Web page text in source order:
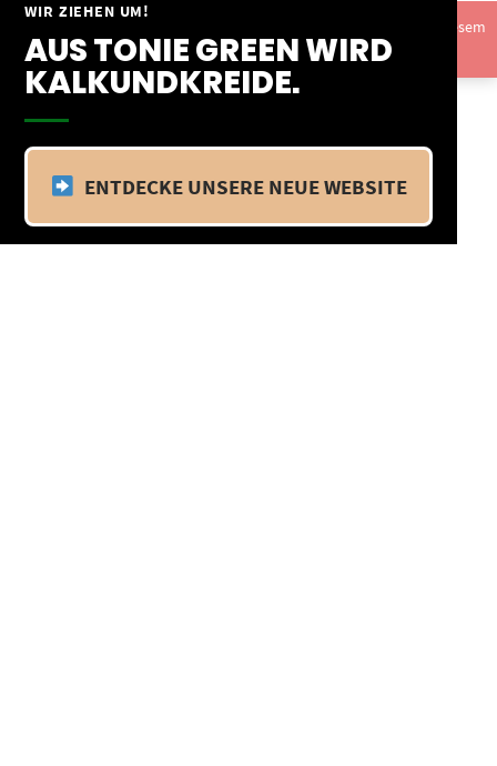
WIR ZIEHEN UM!
AUS TONIE GREEN WIRD
KALKUNDKREIDE.
ENTDECKE UNSERE NEUE WEBSITE
Springe
Inhalt
Vom 09.04.25 - 20.04.25 befinden wir uns im Betriebsurlaub. In diesem
Zeitraum findet kein Versand statt.Ausblenden